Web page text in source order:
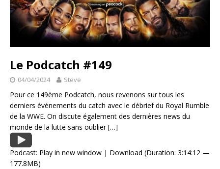
Le Podcatch #149
04/04/2024 Steve
Pour ce 149ème Podcatch, nous revenons sur tous les
derniers événements du catch avec le débrief du Royal Rumble
de la WWE. On discute également des dernières news du
monde de la lutte sans oublier[…]
Podcast: Play in new window | Download (Duration: 3:14:12 —
177.8MB)